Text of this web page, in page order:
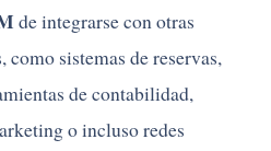
de integrarse con otras
como sistemas de reservas,
de contabilidad,
o incluso redes